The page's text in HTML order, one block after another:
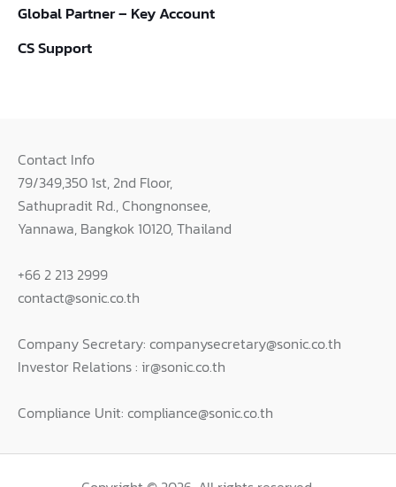
Global Partner – Key Account
CS Support
Contact Info
79/349,350 1st, 2nd Floor,
Sathupradit Rd., Chongnonsee,
Yannawa, Bangkok 10120, Thailand
+66 2 213 2999
contact@sonic.co.th
Company Secretary: companysecretary@sonic.co.th
Investor Relations : ir@sonic.co.th
Compliance Unit: compliance@sonic.co.th